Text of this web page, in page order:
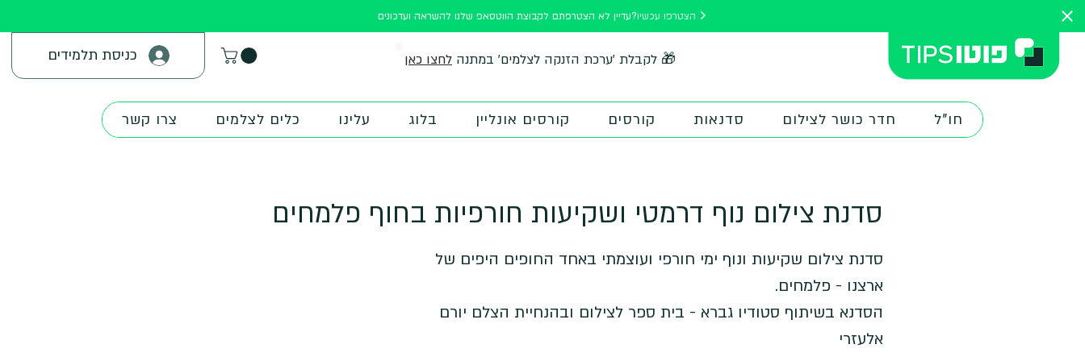
עדיין לא הצטרפתם לקבוצת הווטסאפ שלנו להשראה ועדכונים?
כניסת תלמידים לחצו כאן 🎁 לקבלת 'ערכת הזנקה לצלמים' במתנה
חו"ל חדר כושר לצילום סדנאות קורסים קורסים אונליין בלוג עלינו כלים לצלמים צרו קשר
סדנת צילום נוף דרמטי ושקיעות חורפיות בחוף פלמחים
סדנת צילום שקיעות ונוף ימי חורפי ועוצמתי באחד החופים היפים של
הסדנא בשיתוף סטודיו גברא - בית ספר לצילום ובהנחיית הצלם יורם
אלעזרי